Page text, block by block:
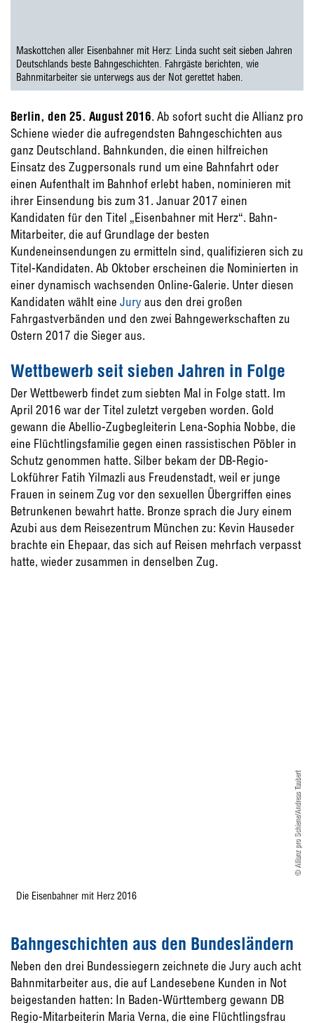
Maskottchen aller Eisenbahner mit Herz: Linda sucht seit sieben Jahren
Deutschlands beste Bahngeschichten. Fahrgäste berichten, wie
Bahnmitarbeiter sie unterwegs aus der Not gerettet haben.
Berlin, den 25. August 2016. Ab sofort sucht die Allianz pro
Schiene wieder die aufregendsten Bahngeschichten aus
ganz Deutschland. Bahnkunden, die einen hilfreichen
Einsatz des Zugpersonals rund um eine Bahnfahrt oder
einen Aufenthalt im Bahnhof erlebt haben, nominieren mit
ihrer Einsendung bis zum 31. Januar 2017 einen
Kandidaten für den Titel „Eisenbahner mit Herz“. Bahn-
Mitarbeiter, die auf Grundlage der besten
Kundeneinsendungen zu ermitteln sind, qualifizieren sich zu
Titel-Kandidaten. Ab Oktober erscheinen die Nominierten in
einer dynamisch wachsenden Online-Galerie. Unter diesen
Kandidaten wählt eine Jury aus den drei großen
Fahrgastverbänden und den zwei Bahngewerkschaften zu
Ostern 2017 die Sieger aus.
Wettbewerb seit sieben Jahren in Folge
Der Wettbewerb findet zum siebten Mal in Folge statt. Im
April 2016 war der Titel zuletzt vergeben worden. Gold
gewann die Abellio-Zugbegleiterin Lena-Sophia Nobbe, die
eine Flüchtlingsfamilie gegen einen rassistischen Pöbler in
Schutz genommen hatte. Silber bekam der DB-Regio-
Lokführer Fatih Yilmazli aus Freudenstadt, weil er junge
Frauen in seinem Zug vor den sexuellen Übergriffen eines
Betrunkenen bewahrt hatte. Bronze sprach die Jury einem
Azubi aus dem Reisezentrum München zu: Kevin Hauseder
brachte ein Ehepaar, das sich auf Reisen mehrfach verpasst
hatte, wieder zusammen in denselben Zug.
© Allianz pro Schiene/Andreas Taubert
Die Eisenbahner mit Herz 2016
Bahngeschichten aus den Bundesländern
Neben den drei Bundessiegern zeichnete die Jury auch acht
Bahnmitarbeiter aus, die auf Landesebene Kunden in Not
beigestanden hatten: In Baden-Württemberg gewann DB
Regio-Mitarbeiterin Maria Verna, die eine Flüchtlingsfrau